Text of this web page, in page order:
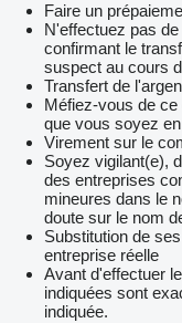
Faire un
N'effectuez pas
confirmant le
suspect au cours
Transfert de
Méfiez-vous de
que vous soyez
Virement sur le
Soyez vigilant(e),
des entreprises
mineures dans le
doute sur le nom
Substitution de
entreprise réelle
Avant d'effectuer
indiquées sont
indiquée.